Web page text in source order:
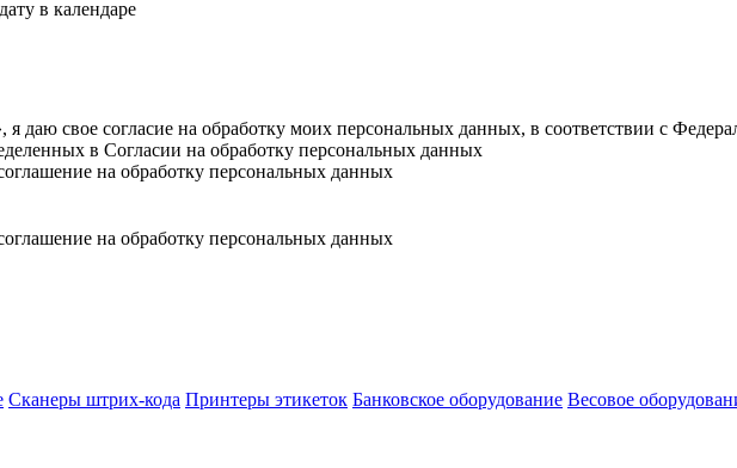
я даю свое согласие на обработку моих персональных данных, в соответствии с
в Согласии на обработку персональных данных
на обработку персональных данных
на обработку персональных данных
Сканеры штрих-кода Принтеры этикеток Банковское оборудование Весовое